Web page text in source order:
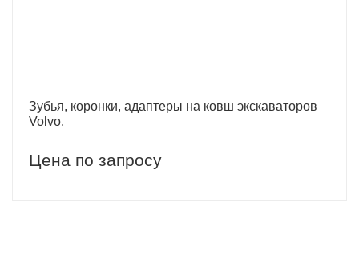
Зубья, коронки, адаптеры на ковш экскаваторов
Volvo.
Цена по запросу